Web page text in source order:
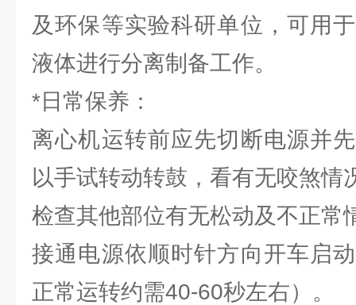
及环保等实验科研单位，可用
液体进行分离制备工作。
*日常保养：
离心机运转前应先切断电源并
以手试转动转鼓，看有无咬煞情
检查其他部位有无松动及不正常
接通电源依顺时针方向开车启
正常运转约需40-60秒左右）。